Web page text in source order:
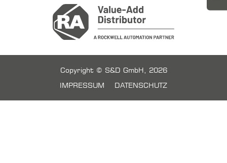
Copyright © S&D GmbH, 2026
IMPRESSUM
DATENSCHUTZ